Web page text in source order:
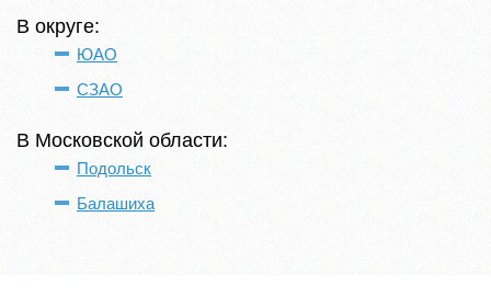
В округе:
ЮАО
СЗАО
В Московской области:
Подольск
Балашиха